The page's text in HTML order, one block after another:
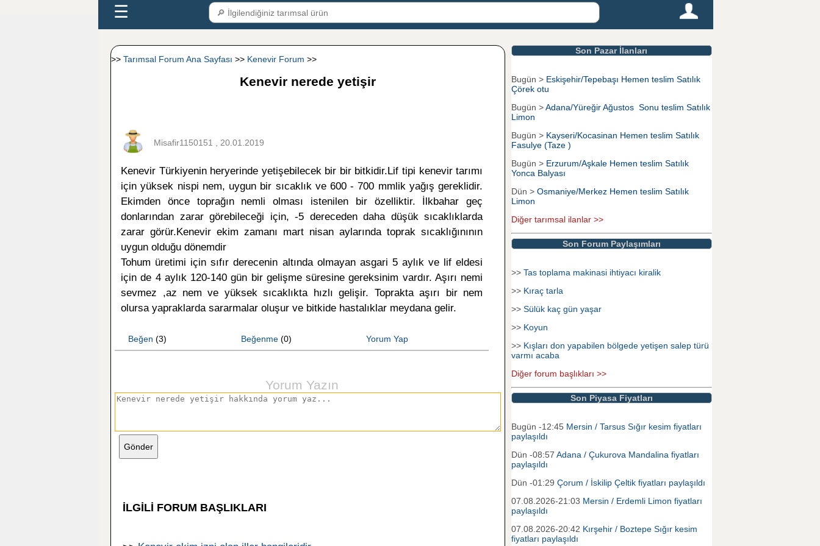
☰
>> Tarımsal Forum Ana Sayfası >> Kenevir Forum >>
Kenevir nerede yetişir
Misafir1150151 , 20.01.2019
Kenevir Türkiyenin heryerinde yetişebilecek bir bir bitkidir.Lif tipi kenevir tarımı
için yüksek nispi nem, uygun bir sıcaklık ve 600 - 700 mmlik yağış gereklidir.
Ekimden önce toprağın nemli olması istenilen bir özelliktir. İlkbahar geç
donlarından zarar görebileceği için, -5 dereceden daha düşük sıcaklıklarda
zarar görür.Kenevir ekim zamanı mart nisan aylarında toprak sıcaklığınının
uygun olduğu dönemdir
Tohum üretimi için sıfır derecenin altında olmayan asgari 5 aylık ve lif eldesi
için de 4 aylık 120-140 gün bir gelişme süresine gereksinim vardır. Aşırı nemi
sevmez ,az nem ve yüksek sıcaklıkta hızlı gelişir. Toprakta aşırı bir nem
olursa yapraklarda sararmalar oluşur ve bitkide hastalıklar meydana gelir.
Beğen (3) Beğenme (0) Yorum Yap
Yorum Yazın
İLGİLİ FORUM BAŞLIKLARI
Son Pazar İlanları
Bugün > Eskişehir/Tepebaşı Hemen teslim Satılık
Çörek otu
Bugün >Adana/Yüreğir Ağustos Sonu teslim Satılık
Limon
Bugün > Kayseri/Kocasinan Hemen teslim Satılık
Fasulye (Taze )
Bugün > Erzurum/Aşkale Hemen teslim Satılık
Yonca Balyası
Dün > Osmaniye/Merkez Hemen teslim Satılık
Limon
Diğer tarımsal ilanlar >>
Son Forum Paylaşımları
>> Tas toplama makinasi ihtiyacı kiralik
>> Kıraç tarla
>> Sülük kaç gün yaşar
>> Koyun
>> Kışları don yapabilen bölgede yetişen salep türü
varmı acaba
Diğer forum başlıkları >>
Son Piyasa Fiyatları
Bugün -12:45 Mersin / Tarsus Sığır kesim fiyatları
paylaşıldı
Dün -08:57 Adana / Çukurova Mandalina fiyatları
paylaşıldı
Dün -01:29 Çorum / İskilip Çeltik fiyatları paylaşıldı
07.08.2026-21:03 Mersin / Erdemli Limon fiyatları
paylaşıldı
07.08.2026-20:42 Kırşehir / Boztepe Sığır kesim
fiyatları paylaşıldı